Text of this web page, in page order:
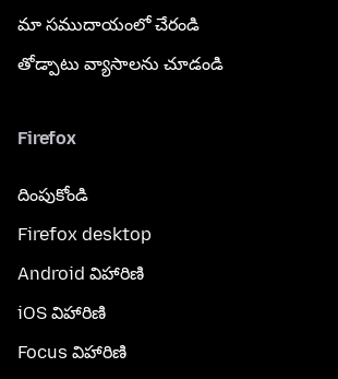
మా సముదాయంలో చేరండి
తోడ్పాటు వ్యాసాలను చూడండి
Firefox
దింపుకోండి
Firefox desktop
Android విహారిణి
iOS విహారిణి
Focus విహారిణి